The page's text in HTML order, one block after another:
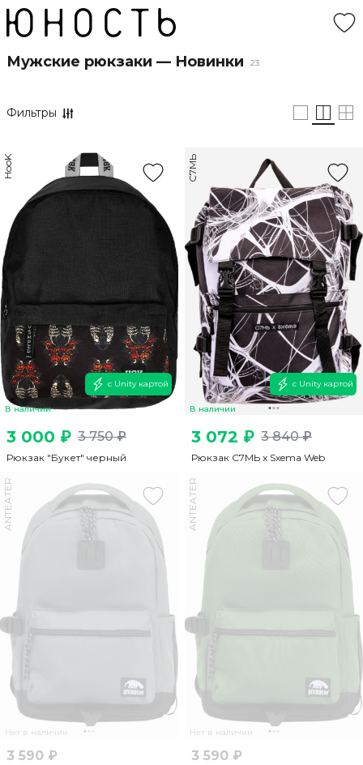
Мужские рюкзаки — Новинки 23
Фильтры
В наличии
HooK
с Unity картой
3 000 ₽ 3 750 ₽
Рюкзак "Букет" черный
В наличии
С7МЬ
с Unity картой
3 072 ₽ 3 840 ₽
Рюкзак C7МЬ x Sxema Web
Нет в наличии
ANTEATER
3 590 ₽
Нет в наличии
ANTEATER
3 590 ₽